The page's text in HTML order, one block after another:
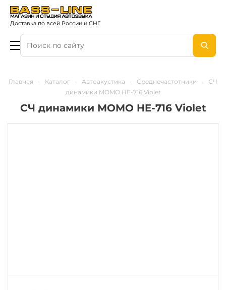
Доставка по всей России и СНГ
Главная - Каталог - Автоакустика - Среднечастотники -
СЧ
динамики MOMO HE-716 Violet
СЧ динамики MOMO HE-716 Violet